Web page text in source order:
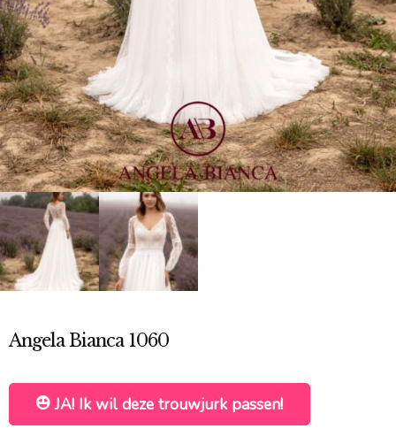
Angela Bianca 1060
JA! Ik wil deze trouwjurk passen!